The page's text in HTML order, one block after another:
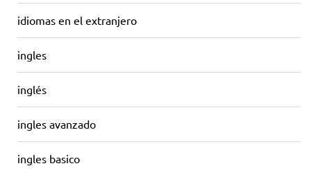
idiomas en el extranjero
ingles
inglés
ingles avanzado
ingles basico